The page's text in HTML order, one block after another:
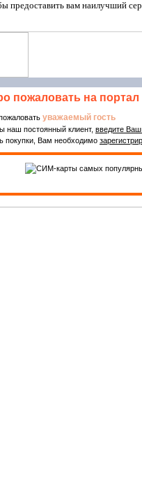
предоставить вам наилучший
пожаловать на портал
уважаемый гость
наш постоянный клиент, введите
покупки, Вам необходимо